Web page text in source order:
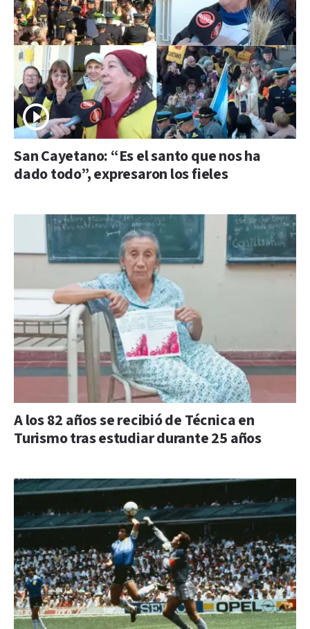
San Cayetano: “Es el santo que nos ha
dado todo”, expresaron los fieles
A los 82 años se recibió de Técnica en
Turismo tras estudiar durante 25 años